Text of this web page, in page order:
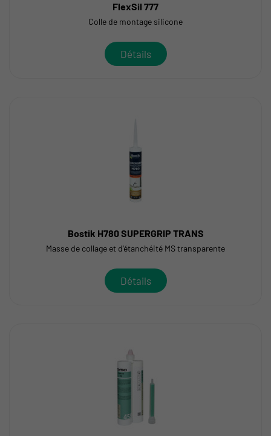
FlexSil 777
Colle de montage silicone
Détails
Bostik H780 SUPERGRIP TRANS
Masse de collage et d'étanchéité MS transparente
Détails